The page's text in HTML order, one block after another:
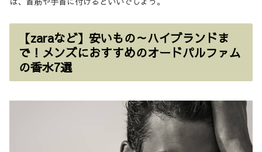
【zaraなど】安いもの～ハイブランドま
で！メンズにおすすめのオードパルファム
の香水7選